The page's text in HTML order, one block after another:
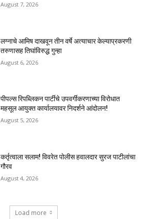
August 7, 2026
लग्नाचे आमिष दाखवून तीन वर्षे अत्याचार केल्याप्रकरणी
तरुणासह तिघांविरुद्ध गुन्हा
August 6, 2026
पीपल्स रिपब्लिकन पार्टीचे उपवर्गीकरणाच्या विरोधात
महसूल आयुक्त कार्यालयावर निदर्शने आंदोलन!
August 5, 2026
कर्तृत्वाला सलाम! विवरेत पोलीस हवालदार सुरज पाटीलांचा
गौरव
August 4, 2026
Load more